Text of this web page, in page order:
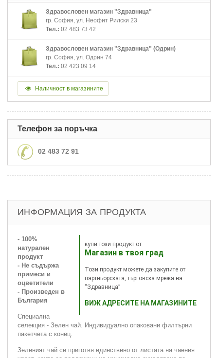
Здравословен магазин "Здравница"
гр. София, ул. Неофит Рилски 23
Тел.: 02 483 73 42
Здравословен магазин "Здравница" (Одрин)
гр. София, ул. Одрин 74
Тел.: 02 423 09 14
Наличност в магазините
Телефон за поръчка
02 483 72 91
ИНФОРМАЦИЯ ЗА ПРОДУКТА
купи този продукт от
Магазин в твоя град
Този продукт можете да закупите от
партньорската, търговска мрежа на
“Здравница”
ВИЖ АДРЕСИТЕ НА МАГАЗИНИТЕ
- 100%
натурален
продукт
- Не съдържа
примеси и
оцветители
- Произведен в
България
Специална
селекция - Зелен чай. Индивидуално опаковани филтърни
пакетчета с конец.
Зеленият чай се приготвя единствено от листата на чаения